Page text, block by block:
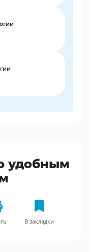
удобным
В закладки